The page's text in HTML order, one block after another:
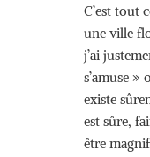
C’est tout
une ville
j’ai
s’amuse »
existe
est sûre,
être